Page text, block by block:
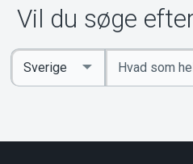
Om
Vil du søge
Indtast
søgeord
Select
Country